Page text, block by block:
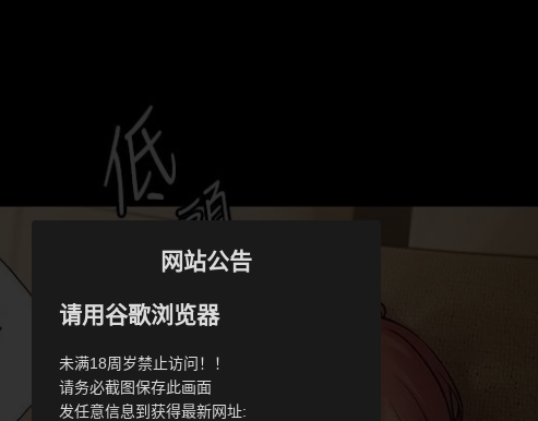
网站公告
请用谷歌浏览器
未满18周岁禁止访问！！
请务必截图保存此画面
发任意信息到获得最新网址: